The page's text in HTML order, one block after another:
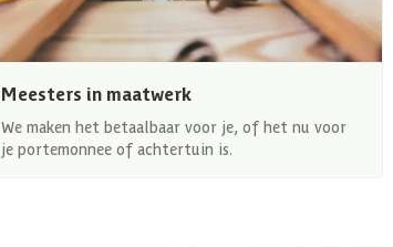
Meesters in maatwerk
We maken het betaalbaar voor je, of het nu voor
je portemonnee of achtertuin is.